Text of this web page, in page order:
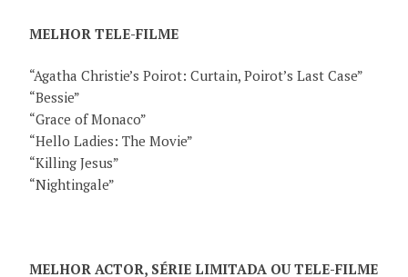
MELHOR TELE-FILME
“Agatha Christie’s Poirot: Curtain, Poirot’s Last Case”
“Bessie”
“Grace of Monaco”
“Hello Ladies: The Movie”
“Killing Jesus”
“Nightingale”
MELHOR ACTOR, SÉRIE LIMITADA OU TELE-FILME